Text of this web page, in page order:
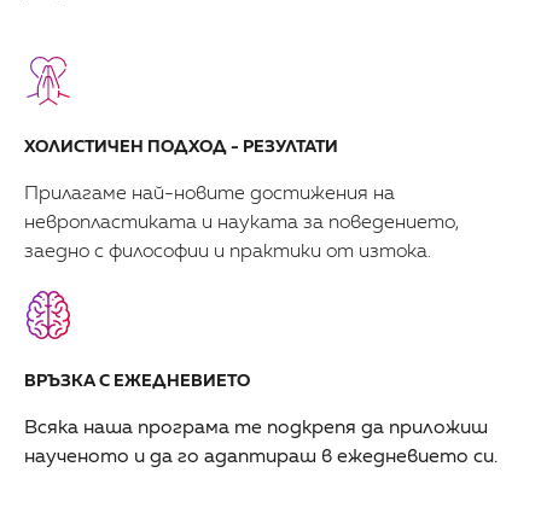
ХОЛИСТИЧЕН ПОДХОД - РЕЗУЛТАТИ
Прилагаме най-новите достижения на
невропластиката и науката за поведението,
заедно с философии и практики от изтока.
ВРЪЗКА С ЕЖЕДНЕВИЕТО
Всяка наша програма те подкрепя да приложиш
наученото и да го адаптираш в ежедневието си.